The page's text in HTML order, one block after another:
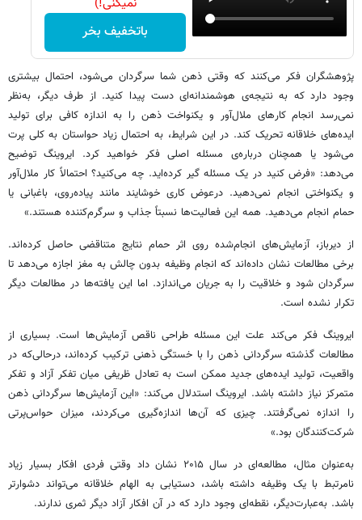
باتخفیف بخر
پژوهشگران فکر می‌کنند که وقتی ذهن شما سرگردان می‌شود، احتمال بیشتری
وجود دارد که به نتیجه‌ی هوشمندانه‌ای دست پیدا کنید. از طرف دیگر، به‌نظر
نمی‌رسد انجام کارهای ملال‌آور و یکنواخت ذهن را به اندازه کافی برای تولید
ایده‌های خلاقانه تحریک کند. در این شرایط، به احتمال زیاد حواستان به کلی پرت
می‌شود یا همچنان درباره‌ی مسئله اصلی فکر خواهید کرد. ایروینگ توضیح
می‌دهد: «فرض کنید در یک مسئله گیر کرده‌اید. چه می‌کنید؟ احتمالاً کار ملال‌آور
و یکنواختی انجام نمی‌دهید. درعوض کاری خوشایند مانند پیاده‌روی، باغبانی یا
حمام انجام می‌دهید. همه این فعالیت‌ها نسبتاً جذاب و سرگرم‌کننده هستند.»
از دیرباز، آزمایش‌های انجام‌شده روی اثر حمام نتایج متناقضی حاصل کرده‌اند.
برخی مطالعات نشان داده‌اند که انجام وظیفه بدون چالش به مغز اجازه می‌دهد تا
سرگردان شود و خلاقیت را به جریان می‌اندازد. اما این یافته‌ها در مطالعات دیگر
تکرار نشده است.
ایروینگ فکر می‌کند علت این مسئله طراحی ناقص آزمایش‌ها است. بسیاری از
مطالعات گذشته سرگردانی ذهن را با خستگی ذهنی ترکیب کرده‌اند، درحالی‌که در
واقعیت، تولید ایده‌های جدید ممکن است به تعادل ظریفی میان تفکر آزاد و تفکر
متمرکز نیاز داشته باشد. ایروینگ استدلال می‌کند: «این آزمایش‌ها سرگردانی ذهن
را اندازه نمی‌گرفتند. چیزی که آن‌ها اندازه‌گیری می‌کردند، میزان حواس‌پرتی
شرکت‌کنندگان بود.»
به‌عنوان مثال، مطالعه‌ای در سال ۲۰۱۵ نشان داد وقتی فردی افکار بسیار زیاد
نامرتبط با یک وظیفه داشته باشد، دستیابی به الهام خلاقانه می‌تواند دشوارتر
باشد. به‌عبارت‌دیگر، نقطه‌ای وجود دارد که در آن افکار آزاد دیگر ثمری ندارند.